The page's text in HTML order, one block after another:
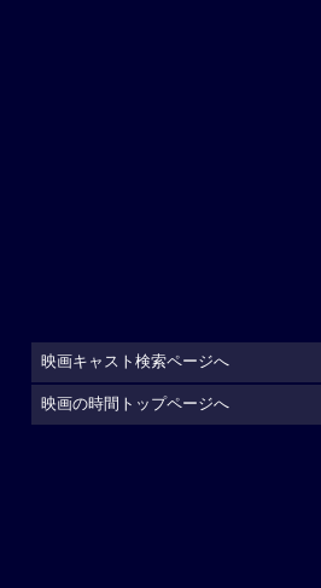
映画キャスト検索ページへ
映画の時間トップページへ